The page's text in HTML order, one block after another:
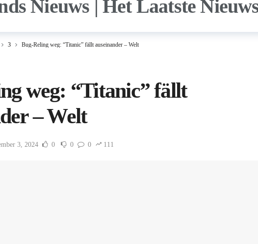
3 Bug-Reling weg: “Titanic” fällt auseinander – Welt
weg: “Titanic” fällt
– Welt
3, 2024 0 0 0 111